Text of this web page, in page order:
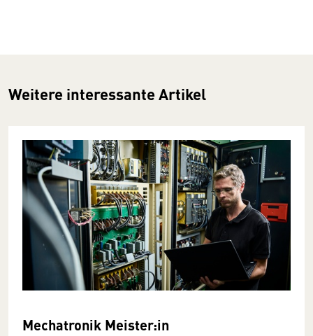
Weitere interessante Artikel
Mechatronik Meister:in